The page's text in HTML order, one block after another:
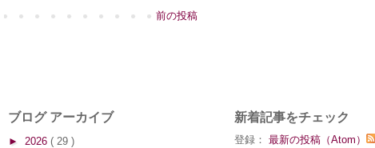
前の投稿
ブログ アーカイブ
► 2026 ( 29 )
新着記事をチェック
登録： 最新の投稿（Atom）